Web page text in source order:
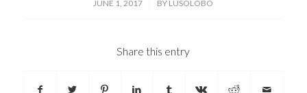
JUNE 1, 2017
/ BY LUSOLOBO
Share this entry